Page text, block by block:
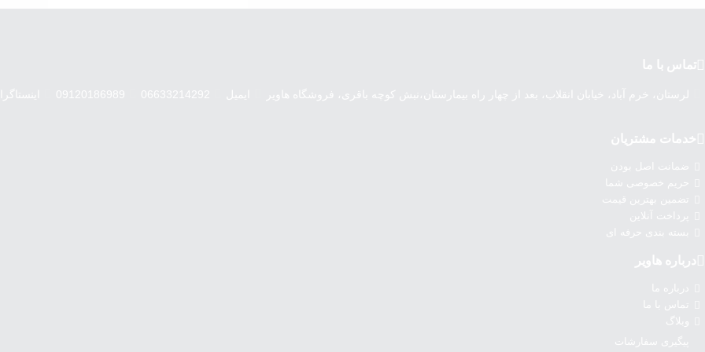
تماس با ما
لرستان، خرم آباد، خیابان انقلاب، بعد از چهار راه بیمارستان،نبش کوچه باقری، فروشگاه هاویر ایمیل 06633214292
09120186989
خدمات مشتریان
ضمانت اصل بودن
حریم خصوصی شما
تضمین بهترین قیمت
پرداخت آنلاین
بسته بندی حرفه ای
درباره‌ هاویر
درباره‌ ما
تماس با ما
وبلاگ
پیگیری سفارشات